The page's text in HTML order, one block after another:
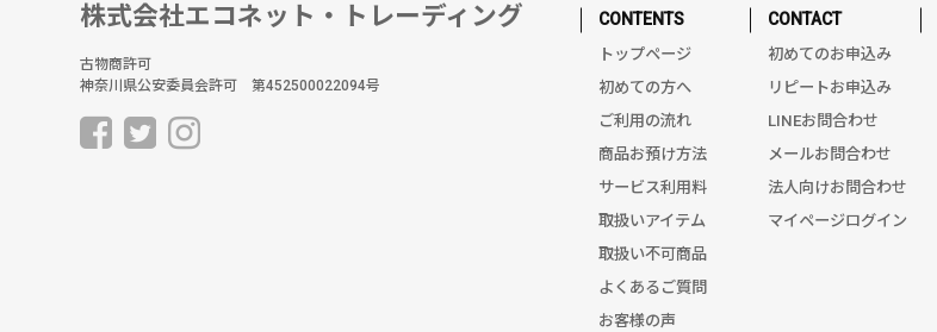
株式会社エコネット・トレーディング
古物商許可
神奈川県公安委員会許可 第452500022094号
CONTENTS
トップページ
初めての方へ
ご利用の流れ
商品お預け方法
サービス利用料
取扱いアイテム
取扱い不可商品
よくあるご質問
お客様の声
CONTACT
初めてのお申込み
リピートお申込み
LINEお問合わせ
メールお問合わせ
法人向けお問合わせ
マイページログイン